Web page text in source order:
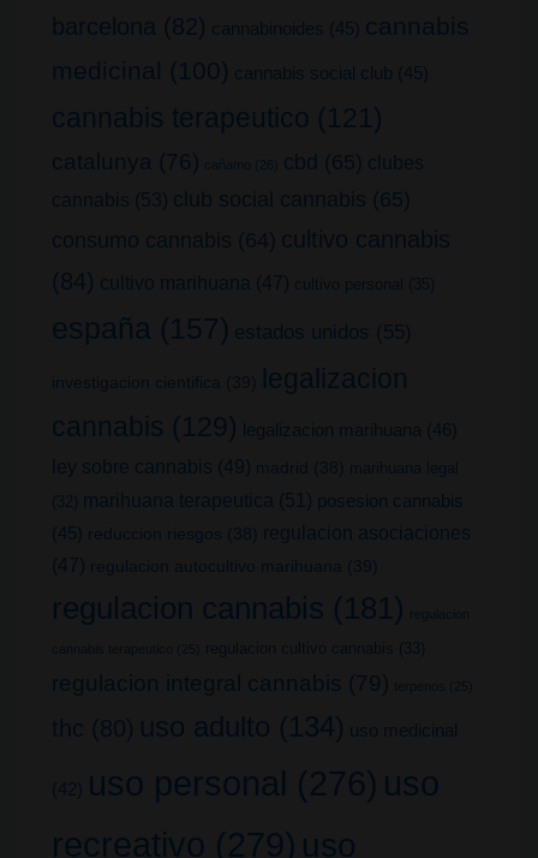
barcelona (82) cannabinoides (45) cannabis
medicinal (100) cannabis social club (45)
cannabis terapeutico (121)
catalunya (76) cañamo (26) cbd (65) clubes
cannabis (53) club social cannabis (65)
consumo cannabis (64) cultivo cannabis
(84) cultivo marihuana (47) cultivo personal (35)
españa (157) estados unidos (55)
investigacion cientifica (39)
legalizacion
cannabis (129) legalizacion marihuana (46)
ley sobre cannabis (49) madrid (38)
marihuana legal
(32)
marihuana terapeutica (51) posesion cannabis
(45) reduccion riesgos (38)
regulacion asociaciones
(47) regulacion autocultivo marihuana (39)
regulacion cannabis (181) regulacion
cannabis terapeutico (25) regulacion cultivo cannabis (33)
regulacion integral cannabis (79) terpenos (25)
thc (80) uso adulto (134) uso medicinal
(42) uso personal (276) uso
recreativo (279) uso